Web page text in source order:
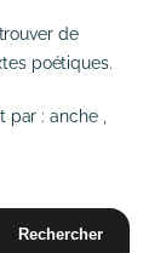
de
poétiques.
par :anche,